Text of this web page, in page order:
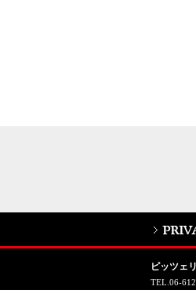
ピッツェ
TEL.06-